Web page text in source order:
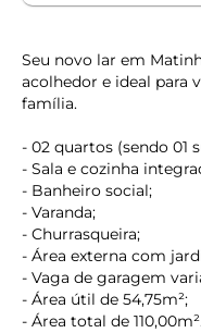
Seu novo lar em
acolhedor e ideal para
família.
- 02 quartos (sendo 01
- Sala e cozinha
- Banheiro social;
- Varanda;
- Churrasqueira;
- Área externa com
- Vaga de garagem
- Área útil de 54,75m²;
- Área total de